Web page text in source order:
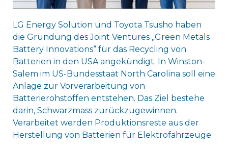
LG Energy Solution und Toyota Tsusho haben
die Gründung des Joint Ventures „Green Metals
Battery Innovations“ für das Recycling von
Batterien in den USA angekündigt. In Winston-
Salem im US-Bundesstaat North Carolina soll eine
Anlage zur Vorverarbeitung von
Batterierohstoffen entstehen. Das Ziel bestehe
darin, Schwarzmass zurückzugewinnen.
Verarbeitet werden Produktionsreste aus der
Herstellung von Batterien für Elektrofahrzeuge.